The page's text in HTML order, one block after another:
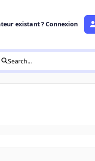
existant ? Connexion
Search...